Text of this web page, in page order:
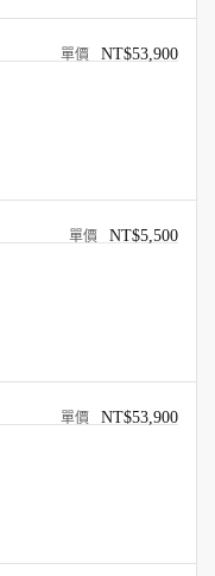
NT$53,900
NT$5,500
NT$53,900